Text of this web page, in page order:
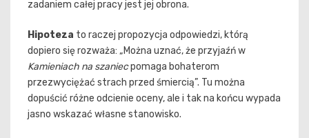
zadaniem całej pracy jest jej obrona.
Hipoteza to raczej propozycja odpowiedzi, którą
dopiero się rozważa: „Można uznać, że przyjaźń w
Kamieniach na szaniecpomaga bohaterom
przezwyciężać strach przed śmiercią”. Tu można
dopuścić różne odcienie oceny, ale i tak na końcu wypada
jasno wskazać własne stanowisko.